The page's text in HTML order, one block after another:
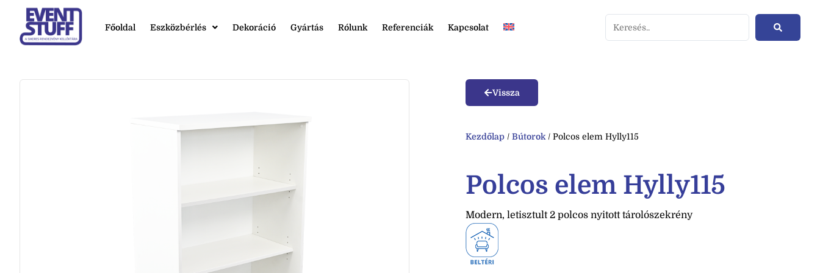
Főoldal Eszközbérlés Dekoráció Gyártás Rólunk Referenciák Kapcsolat
Vissza
Kezdőlap /Bútorok / Polcos elem Hylly115
Polcos elem Hylly115
Modern, letisztult 2 polcos nyitott tárolószekrény